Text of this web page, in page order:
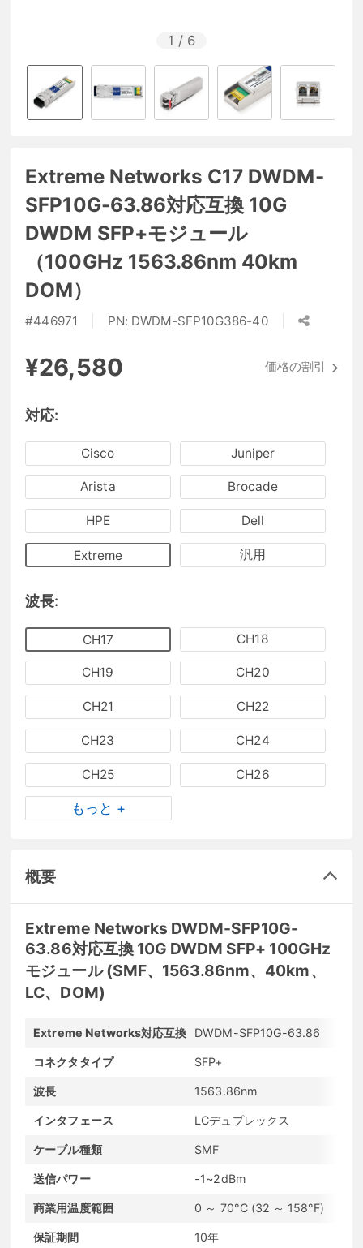
1 / 6
Extreme Networks C17 DWDM-
SFP10G-63.86対応互換 10G
DWDM SFP+モジュール
（100GHz 1563.86nm 40km
DOM）
#446971 PN: DWDM-SFP10G386-40
¥26,580 価格の割引
対応:
Cisco Juniper
Arista Brocade
HPE Dell
Extreme 汎用
波長:
CH17 CH18
CH19 CH20
CH21 CH22
CH23 CH24
CH25 CH26
もっと +
概要
Extreme Networks DWDM-SFP10G-
63.86対応互換 10G DWDM SFP+ 100GHz
モジュール (SMF、1563.86nm、40km、
LC、DOM)
Extreme Networks対応互換 DWDM-SFP10G-63.86
コネクタタイプ SFP+
波長 1563.86nm
インタフェース LCデュプレックス
ケーブル種類 SMF
送信パワー -1~2dBm
商業用温度範囲 0 ～ 70°C (32 ～ 158°F)
保証期間 10年